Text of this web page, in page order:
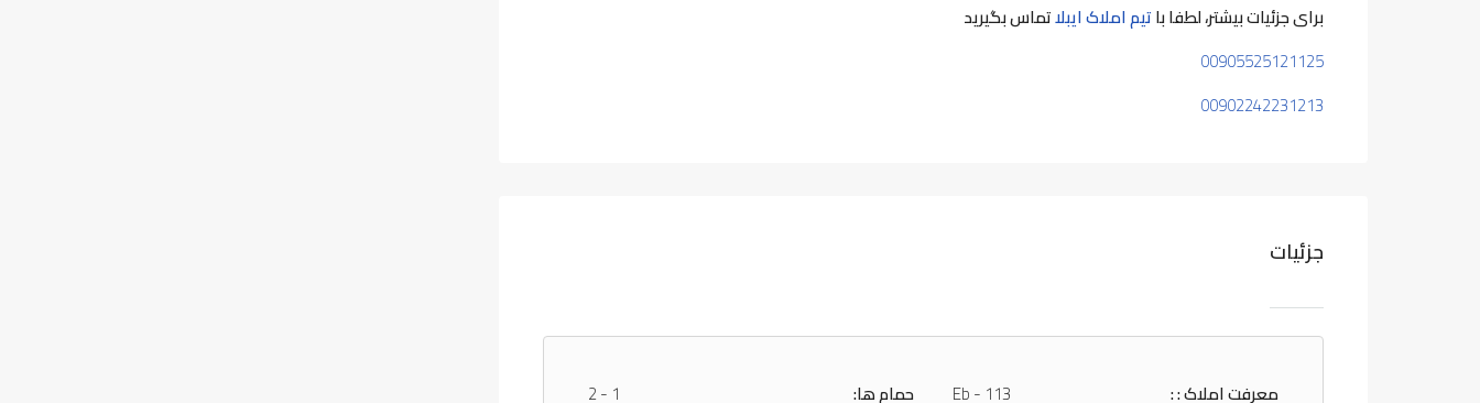
برای جزئیات بیشتر، لطفا باتیم املاک ايبلاتماس بگیرید
00905525121125
00902242231213
جزئیات
معرفت املاک : :
Eb - 113
حمام ها:
1 - 2